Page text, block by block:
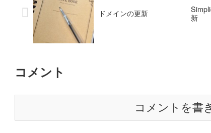
ドメインの更新
新
コメント
コメントを書